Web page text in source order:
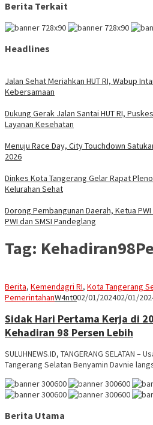
Berita Terkait
Headlines
Jalan Sehat Meriahkan HUT RI, Wabup
Kebersamaan
Dukung Gerak Jalan Santai HUT RI,
Layanan Kesehatan
Menuju Race Day, City Touchdown
2026
Dinkes Kota Tangerang Gelar Rapat
Kelurahan Sehat
Dorong Pembangunan Daerah, Ketua
PWI dan SMSI Pandeglang
Tag:
Berita, Kemendagri RI, Kota Tangerang
PemerintahanW4nt002/01/202402/01/
Sidak Hari Pertama Kerja di
Kehadiran 98 Persen Lebih
SULUHNEWS.ID, TANGERANG SELATAN –
Tangerang Selatan Benyamin Davnie
Berita Utama